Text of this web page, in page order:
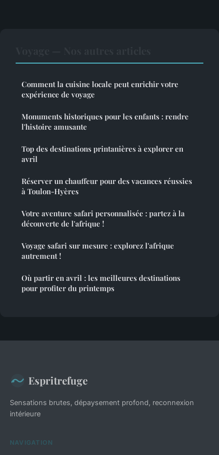
Comment la cuisine locale peut enrichir votre
expérience de voyage
Monuments historiques pour les enfants : rendre
l'histoire amusante
Top des destinations printanières à explorer en
avril
Réserver un chauffeur pour des vacances réussies
à Toulon-Hyères
Votre aventure safari personnalisée : partez à la
découverte de l'afrique !
Voyage safari sur mesure : explorez l'afrique
autrement !
Où partir en avril : les meilleures destinations
pour profiter du printemps
Espritrefuge
Sensations brutes, dépaysement profond, reconnexion
intérieure
NAVIGATION